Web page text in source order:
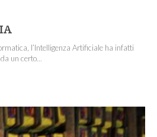
l’Intelligenza Artificiale ha infatti
un certo...